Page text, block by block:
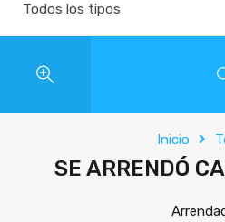
Todos los tipos
Inicio
SE ARRENDÓ